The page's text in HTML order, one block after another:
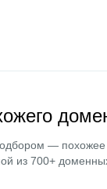
—
из 700+